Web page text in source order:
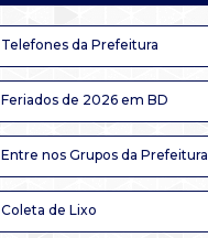
Telefones da Prefeitura
Feriados de 2026 em BD
Entre nos Grupos da Prefeitura
Coleta de Lixo